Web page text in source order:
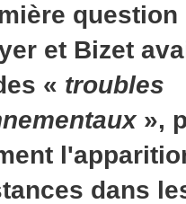
question
et Bizet
« troubles
»,
dans